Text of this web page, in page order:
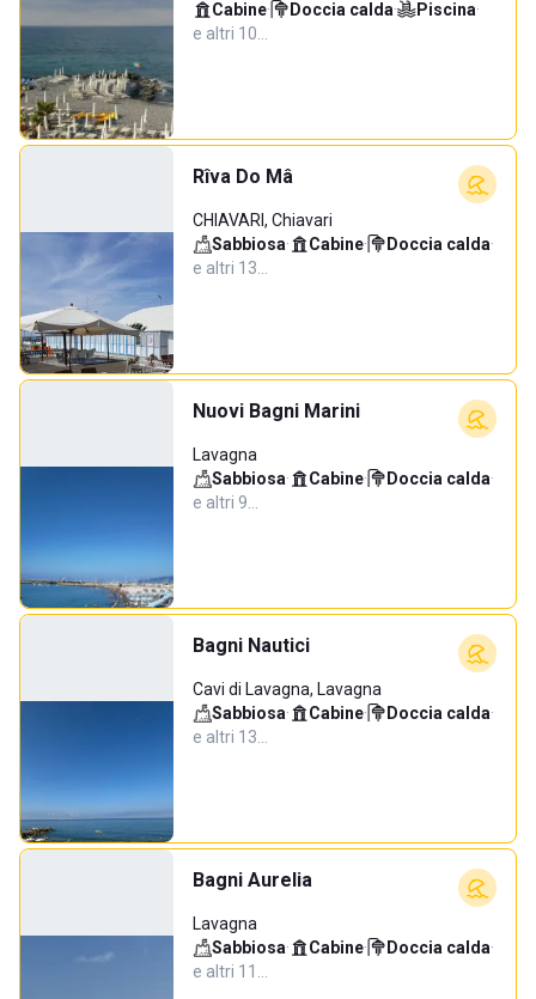
Cabine· Doccia calda· Piscina·
e altri 10…
Rîva Do Mâ
CHIAVARI, Chiavari
Sabbiosa· Cabine· Doccia calda·
e altri 13…
Nuovi Bagni Marini
Lavagna
Sabbiosa· Cabine· Doccia calda·
e altri 9…
Bagni Nautici
Cavi di Lavagna, Lavagna
Sabbiosa· Cabine· Doccia calda·
e altri 13…
Bagni Aurelia
Lavagna
Sabbiosa· Cabine· Doccia calda·
e altri 11…